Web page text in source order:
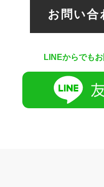
お問い合
LINEからでも